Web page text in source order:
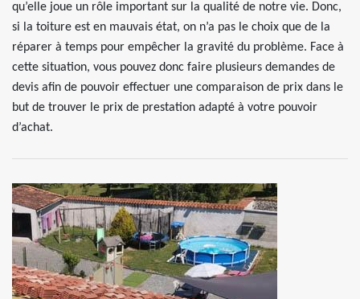
qu’elle joue un rôle important sur la qualité de notre vie. Donc,
si la toiture est en mauvais état, on n’a pas le choix que de la
réparer à temps pour empêcher la gravité du problème. Face à
cette situation, vous pouvez donc faire plusieurs demandes de
devis afin de pouvoir effectuer une comparaison de prix dans le
but de trouver le prix de prestation adapté à votre pouvoir
d’achat.